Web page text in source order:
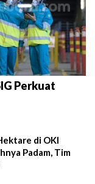
Perkuat
di OKI
Padam, Tim